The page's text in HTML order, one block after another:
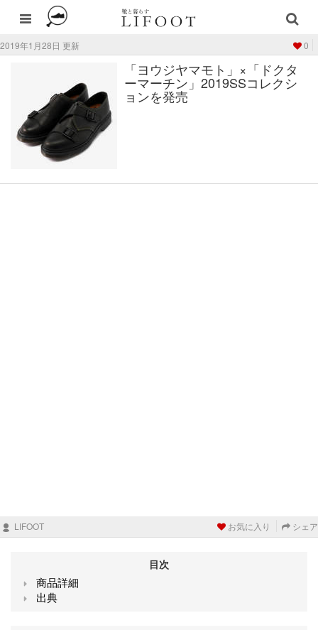
2019年1月28日 更新 0
「ヨウジヤマモト」×「ドクタ
ーマーチン」2019SSコレクシ
ョンを発売
LIFOOT お気に入り シェア
目次
商品詳細
出典